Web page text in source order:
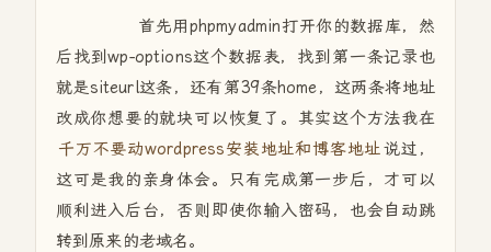
首先用phpmyadmin打开你的数据库，然
后找到wp-options这个数据表，找到第一条记录也
就是siteurl这条，还有第39条home，这两条将地址
改成你想要的就块可以恢复了。其实这个方法我在
千万不要动wordpress安装地址和博客地址说过，
这可是我的亲身体会。只有完成第一步后，才可以
顺利进入后台，否则即使你输入密码，也会自动跳
转到原来的老域名。